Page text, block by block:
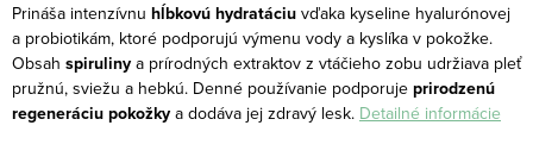
Prináša intenzívnu hĺbkovú hydratáciu vďaka kyseline hyalurónovej
a probiotikám, ktoré podporujú výmenu vody a kyslíka v pokožke.
Obsah spiruliny a prírodných extraktov z vtáčieho zobu udržiava pleť
pružnú, sviežu a hebkú. Denné používanie podporuje prirodzenú
regeneráciu pokožky a dodáva jej zdravý lesk. Detailné informácie